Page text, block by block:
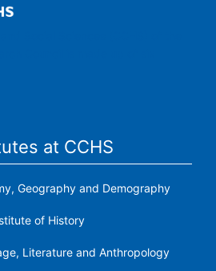
at CCHS
Geography and Demography
of History
Literature and Anthropology